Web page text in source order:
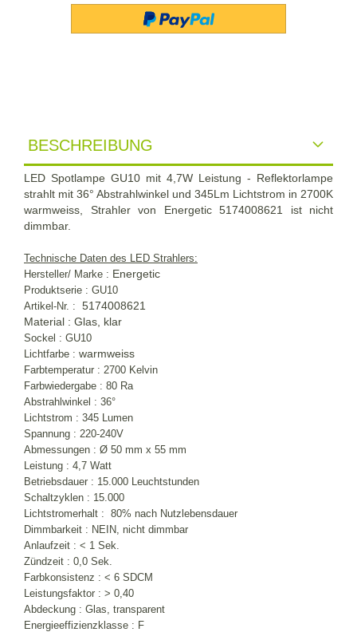
BESCHREIBUNG
LED Spotlampe GU10 mit 4,7W Leistung - Reflektorlampe
strahlt mit 36° Abstrahlwinkel und 345Lm Lichtstrom in 2700K
warmweiss, Strahler von Energetic 5174008621 ist nicht
dimmbar.
Technische Daten des LED Strahlers:
Hersteller/ Marke : Energetic
Produktserie : GU10
Artikel-Nr. : 5174008621
Material : Glas, klar
Sockel : GU10
Lichtfarbe : warmweiss
Farbtemperatur : 2700 Kelvin
Farbwiedergabe : 80 Ra
Abstrahlwinkel : 36°
Lichtstrom : 345 Lumen
Spannung : 220-240V
Abmessungen : Ø 50 mm x 55 mm
Leistung : 4,7 Watt
Betriebsdauer : 15.000 Leuchtstunden
Schaltzyklen : 15.000
Lichtstromerhalt : 80% nach Nutzlebensdauer
Dimmbarkeit : NEIN, nicht dimmbar
Anlaufzeit : < 1 Sek.
Zündzeit : 0,0 Sek.
Farbkonsistenz : < 6 SDCM
Leistungsfaktor : > 0,40
Abdeckung : Glas, transparent
Energieeffizienzklasse : F